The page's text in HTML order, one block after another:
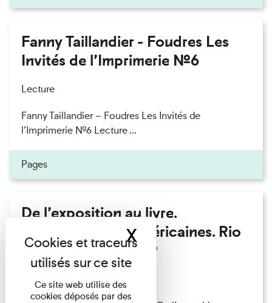
Fanny Taillandier - Foudres Les
Invités de l’Imprimerie n°6
Lecture
Fanny Taillandier – Foudres Les Invités de
l’Imprimerie n°6 Lecture ...
Pages
De l’exposition au livre.
Modernités sud-américaines. Rio
– Buenos Aires 1909
Lecture
Ce site web utilise des
cookies déposés par des
XMasquer le